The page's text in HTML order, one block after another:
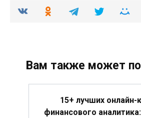
Вам также может
15+ лучших онлайн-
финансового